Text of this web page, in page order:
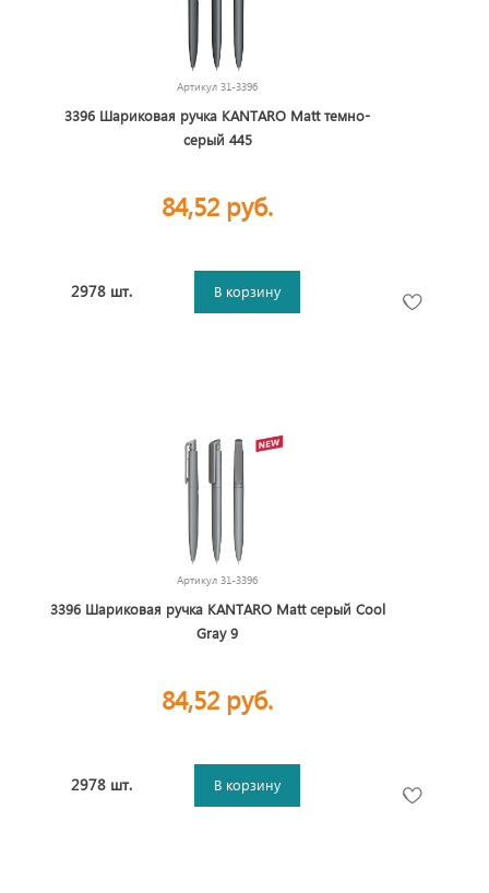
Артикул 31-3396
3396 Шариковая ручка KANTARO Matt темно-
серый 445
84,52 руб.
2978 шт. В корзину
Артикул 31-3396
3396 Шариковая ручка KANTARO Matt серый Cool
Gray 9
84,52 руб.
2978 шт. В корзину